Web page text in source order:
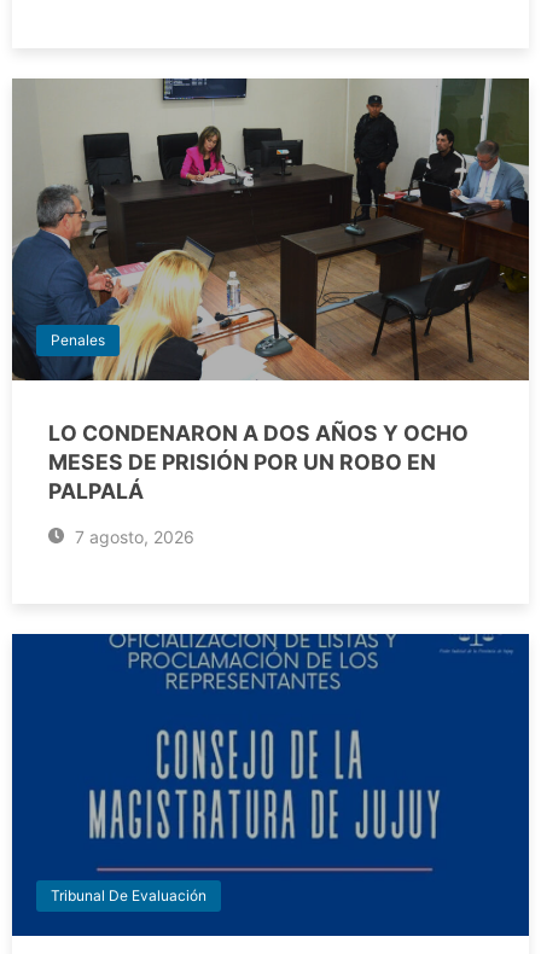
Penales
LO CONDENARON A DOS AÑOS Y OCHO
MESES DE PRISIÓN POR UN ROBO EN
PALPALÁ
7 agosto, 2026
Tribunal De Evaluación